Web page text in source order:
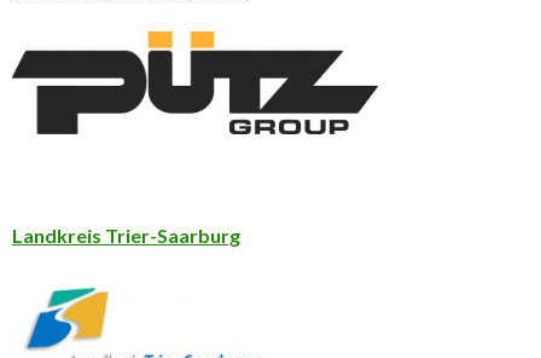
Landkreis Trier-Saarburg